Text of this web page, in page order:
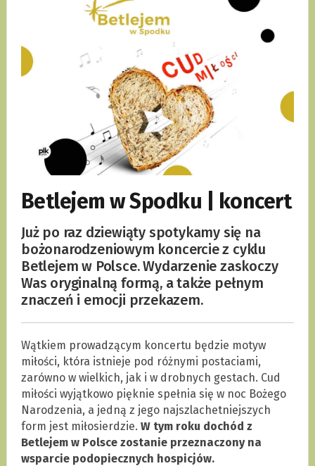
Betlejem w Spodku | koncert
Już po raz dziewiąty spotykamy się na
bożonarodzeniowym koncercie z cyklu
Betlejem w Polsce. Wydarzenie zaskoczy
Was oryginalną formą, a także pełnym
znaczeń i emocji przekazem.
Wątkiem prowadzącym koncertu będzie motyw
miłości, która istnieje pod różnymi postaciami,
zarówno w wielkich, jak i w drobnych gestach. Cud
miłości wyjątkowo pięknie spełnia się w noc Bożego
Narodzenia, a jedną z jego najszlachetniejszych
form jest miłosierdzie. W tym roku dochód z
Betlejem w Polscezostanie przeznaczony na
wsparcie podopiecznych hospicjów.